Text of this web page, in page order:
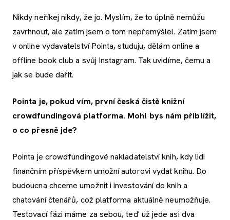
Nikdy neříkej nikdy, že jo. Myslím, že to úplně nemůžu
zavrhnout, ale zatím jsem o tom nepřemýšlel. Zatím jsem
v online vydavatelství Pointa, studuju, dělám online a
offline book club a svůj Instagram. Tak uvidíme, čemu a
jak se bude dařit.
Pointa je, pokud vím, první česká čistě knižní
crowdfundingová platforma. Mohl bys nám přiblížit,
o co přesně jde?
Pointa je crowdfundingové nakladatelství knih, kdy lidi
finančním příspěvkem umožní autorovi vydat knihu. Do
budoucna chceme umožnit i investování do knih a
chatování čtenářů, což platforma aktuálně neumožňuje.
Testovací fázi máme za sebou, teď už jede asi dva